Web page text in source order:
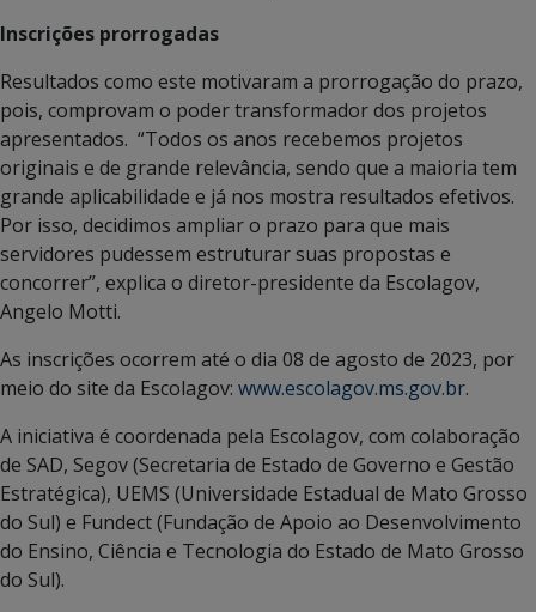
Inscrições prorrogadas
Resultados como este motivaram a prorrogação do prazo,
pois, comprovam o poder transformador dos projetos
apresentados. “Todos os anos recebemos projetos
originais e de grande relevância, sendo que a maioria tem
grande aplicabilidade e já nos mostra resultados efetivos.
Por isso, decidimos ampliar o prazo para que mais
servidores pudessem estruturar suas propostas e
concorrer”, explica o diretor-presidente da Escolagov,
Angelo Motti.
As inscrições ocorrem até o dia 08 de agosto de 2023, por
meio do site da Escolagov: www.escolagov.ms.gov.br.
A iniciativa é coordenada pela Escolagov, com colaboração
de SAD, Segov (Secretaria de Estado de Governo e Gestão
Estratégica), UEMS (Universidade Estadual de Mato Grosso
do Sul) e Fundect (Fundação de Apoio ao Desenvolvimento
do Ensino, Ciência e Tecnologia do Estado de Mato Grosso
do Sul).